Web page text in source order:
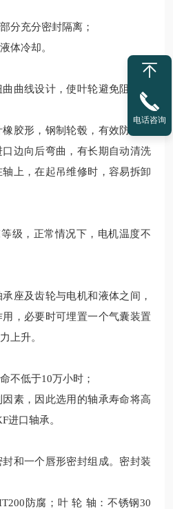
分充分密封隔离；
体冷却。
曲线设计，使叶轮避免阻塞结
胶形，钢制轮毂，有效防止了
边向后弯曲，有长期自动清洗
上，在起吊维修时，容易拆卸
级，正常情况下，电机温度不
座及齿轮与电机和液体之间，
，必要时可埋置一个气囊装置
上升。
不低于10万小时；
素，因此选用的轴承寿命将高
进口轴承。
和一个唇形密封组成。密封装
防腐；叶 轮 轴：不锈钢30
电话咨询